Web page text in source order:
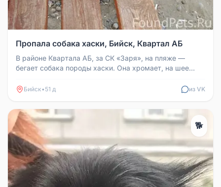
Пропала собака хаски, Бийск, Квартал АБ
В районе Квартала АБ, за СК «Заря», на пляже —
бегает собака породы хаски. Она хромает, на шее
Бийск• 51 д из VK
🐕